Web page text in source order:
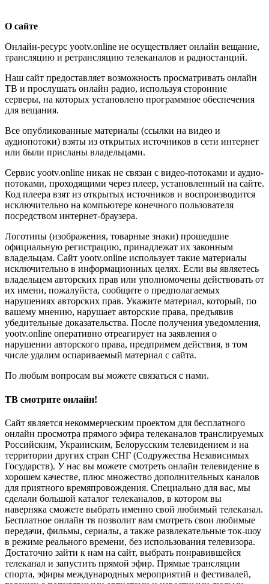
О сайте
Онлайн-ресурс yootv.online не осуществляет онлайн вещание,
трансляцию и ретрансляцию телеканалов и радиостанций.
Наш сайт предоставляет возможность просматривать онлайн
ТВ и прослушать онлайн радио, используя сторонние
серверы, на которых установлено программное обеспечения
для вещания.
Все опубликованные материалы (ссылки на видео и
аудиопотоки) взяты из открытых источников в сети интернет
или были присланы владельцами.
Сервис yootv.online никак не связан с видео-потоками и аудио-
потоками, проходящими через плеер, установленный на сайте.
Код плеера взят из открытых источников и воспроизводится
исключительно на компьютере конечного пользователя
посредством интернет-браузера.
Логотипы (изображения, товарные знаки) прошедшие
официальную регистрацию, принадлежат их законным
владельцам. Сайт yootv.online использует такие материалы
исключительно в информационных целях. Если вы являетесь
владельцем авторских прав или уполномочены действовать от
их имени, пожалуйста, сообщите о предполагаемых
нарушениях авторских прав. Укажите материал, который, по
вашему мнению, нарушает авторские права, предъявив
убедительные доказательства. После получения уведомления,
yootv.online оперативно отреагирует на заявления о
нарушении авторского права, предпримем действия, в том
числе удалим оспариваемый материал с сайта.
По любым вопросам вы можете связаться с нами.
ТВ смотрите онлайн!
Сайт является некоммерческим проектом для бесплатного
онлайн просмотра прямого эфира телеканалов транслируемых
Российским, Украинским, Белорусским телевидением и на
территории других стран СНГ (Содружества Независимых
Государств). У нас вы можете смотреть онлайн телевидение в
хорошем качестве, плюс множество дополнительных каналов
для приятного времяпровождения. Специально для вас, мы
сделали большой каталог телеканалов, в котором вы
наверняка сможете выбрать именно свой любимый телеканал.
Бесплатное онлайн тв позволит вам смотреть свои любимые
передачи, фильмы, сериалы, а также развлекательные ток-шоу
в режиме реального времени, без использования телевизора.
Достаточно зайти к нам на сайт, выбрать понравившейся
телеканал и запустить прямой эфир. Прямые трансляции
спорта, эфиры международных мероприятий и фестивалей,